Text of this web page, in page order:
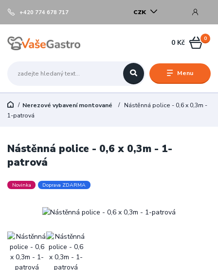
Menu
CZK
+420 774 678 717
0
0 Kč
Nerezové vybavení montované
Nástěnná police - 0,6 x 0,3m -
1-patrová
Nástěnná police - 0,6 x 0,3m - 1-
patrová
Novinka Doprava ZDARMA